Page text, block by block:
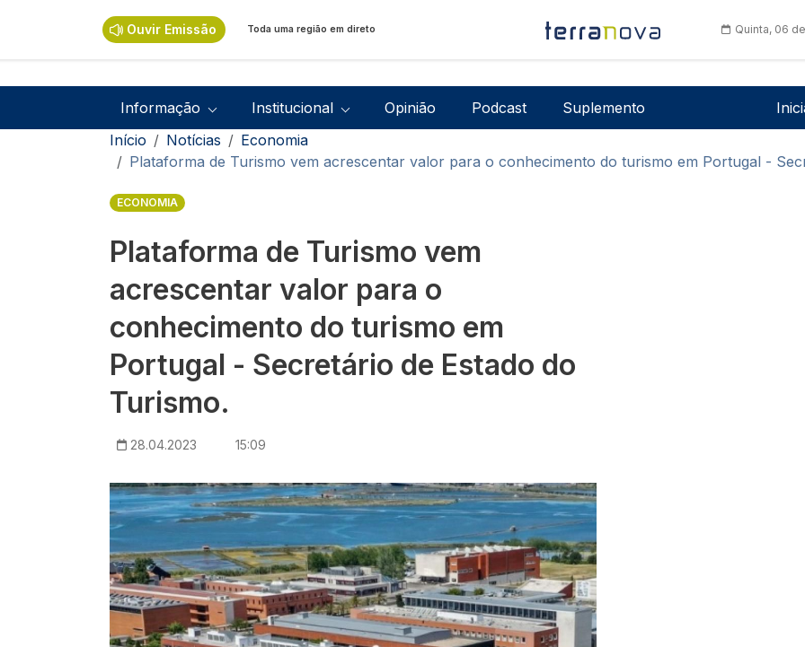
Ouvir Emissão Toda uma região em direto Quinta, 06
Navegação principal
Informação Institucional Opinião Podcast Suplemento
Navegação estrutural
Início Notícias
Economia
Plataforma de Turismo vem acrescentar valor para o conhecimento do turismo em Portugal -
ECONOMIA
Plataforma de Turismo vem
acrescentar valor para o
conhecimento do turismo em
Portugal - Secretário de Estado do
Turismo.
28.04.2023 15:09
Imagem